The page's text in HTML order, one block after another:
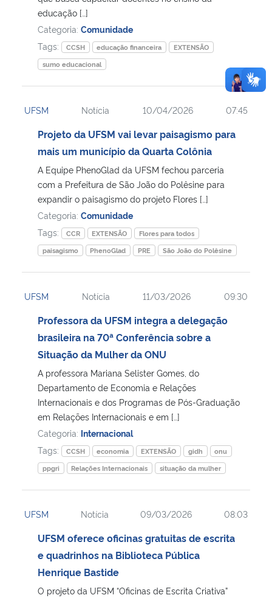
educação […]
Categoria: Comunidade
Tags:
CCSH educação financeira
EXTENSÃO
sumo educacional
UFSM Notícia 10/04/2026 07:45
Projeto da UFSM vai levar paisagismo para
mais um município da Quarta Colônia
A Equipe PhenoGlad da UFSM fechou parceria
com a Prefeitura de São João do Polêsine para
expandir o paisagismo do projeto Flores […]
Categoria: Comunidade
Tags:
CCR EXTENSÃO
Flores para todos
paisagismo
PhenoGlad PRE São João do Polêsine
UFSM Notícia 11/03/2026 09:30
Professora da UFSM integra a delegação
brasileira na 70ª Conferência sobre a
Situação da Mulher da ONU
A professora Mariana Selister Gomes, do
Departamento de Economia e Relações
Internacionais e dos Programas de Pós-Graduação
em Relações Internacionais e em […]
Categoria: Internacional
Tags:
CCSH economia EXTENSÃO gidh
onu
ppgri
Relações Internacionais situação da mulher
UFSM Notícia 09/03/2026 08:03
UFSM oferece oficinas gratuitas de escrita
e quadrinhos na Biblioteca Pública
Henrique Bastide
O projeto da UFSM “Oficinas de Escrita Criativa”